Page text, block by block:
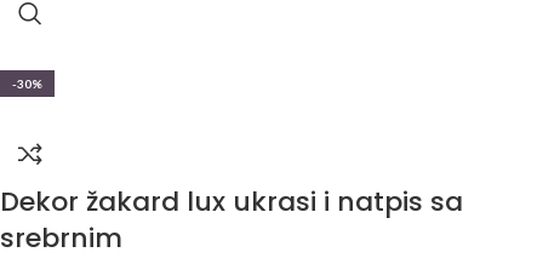
-30%
Dekor žakard lux ukrasi i natpis sa
srebrnim